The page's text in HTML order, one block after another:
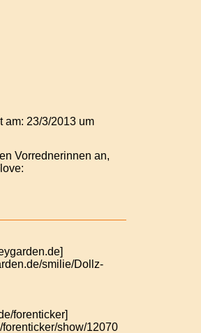
am: 23/3/2013 um
Vorrednerinnen an,
forenticker]